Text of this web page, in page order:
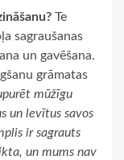
Te
sagraušanas
un gavēšana.
grāmatas
mūžīgu
un levītus savos
ir sagrauts
un mums nav